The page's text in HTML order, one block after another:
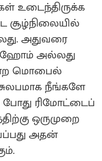
உடைந்திருக்க
சூழ்நிலையில்
அதுவரை
ஹோம் அல்லது
மொபைல்
நீங்களே
போது ரிமோட்டைப்
ஒருமுறை
அதன்